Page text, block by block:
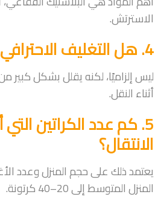
الاسترتش.
4. هل التغليف الاحترافي ضروري؟
ليس إلزاميًا، لكنه يقلل بشكل كبير
أثناء النقل.
5. كم عدد الكراتين
الانتقال؟
يعتمد ذلك على حجم المنزل وعدد
المنزل المتوسط إلى 20–40 كرتونة.